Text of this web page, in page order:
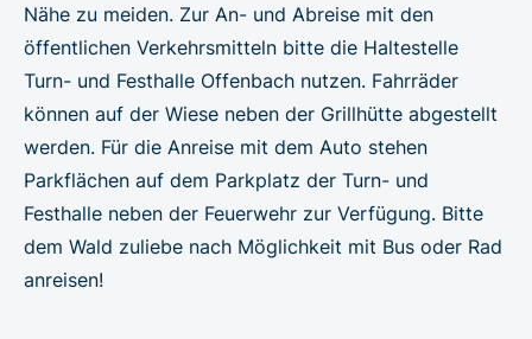
Nähe zu meiden. Zur An- und Abreise mit den
öffentlichen Verkehrsmitteln bitte die Haltestelle
Turn- und Festhalle Offenbach nutzen. Fahrräder
können auf der Wiese neben der Grillhütte abgestellt
werden. Für die Anreise mit dem Auto stehen
Parkflächen auf dem Parkplatz der Turn- und
Festhalle neben der Feuerwehr zur Verfügung. Bitte
dem Wald zuliebe nach Möglichkeit mit Bus oder Rad
anreisen!